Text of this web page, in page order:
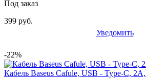
Под заказ
399 руб.
Уведомить
-22%
Кабель Baseus Cafule, USB - Type-C,